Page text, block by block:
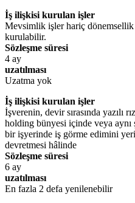
İş ilişkisi kurulan işler
Mevsimlik işler hariç dönemsellik
kurulabilir.
Sözleşme süresi
4 ay
uzatılması
Uzatma yok
İş ilişkisi kurulan işler
İşverenin, devir sırasında yazılı
holding bünyesi içinde veya aynı
bir işyerinde iş görme edimini
devretmesi hâlinde
Sözleşme süresi
6 ay
uzatılması
En fazla 2 defa yenilenebilir